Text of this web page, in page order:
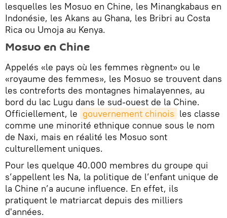
lesquelles les Mosuo en Chine, les Minangkabaus en
Indonésie, les Akans au Ghana, les Bribri au Costa
Rica ou Umoja au Kenya.
Mosuo en Chine
Appelés «le pays où les femmes règnent» ou le
«royaume des femmes», les Mosuo se trouvent dans
les contreforts des montagnes himalayennes, au
bord du lac Lugu dans le sud-ouest de la Chine.
Officiellement, le gouvernement chinois les classe
comme une minorité ethnique connue sous le nom
de Naxi, mais en réalité les Mosuo sont
culturellement uniques.
Pour les quelque 40.000 membres du groupe qui
s’appellent les Na, la politique de l’enfant unique de
la Chine n’a aucune influence. En effet, ils
pratiquent le matriarcat depuis des milliers
d'années.